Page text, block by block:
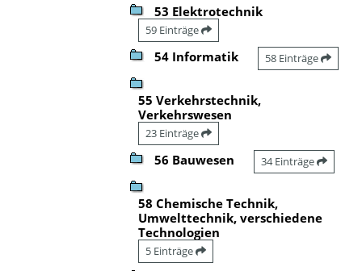
53 Elektrotechnik
59 Einträge
54 Informatik 58 Einträge
55 Verkehrstechnik,
Verkehrswesen
23 Einträge
56 Bauwesen 34 Einträge
58 Chemische Technik,
Umwelttechnik, verschiedene
Technologien
5 Einträge